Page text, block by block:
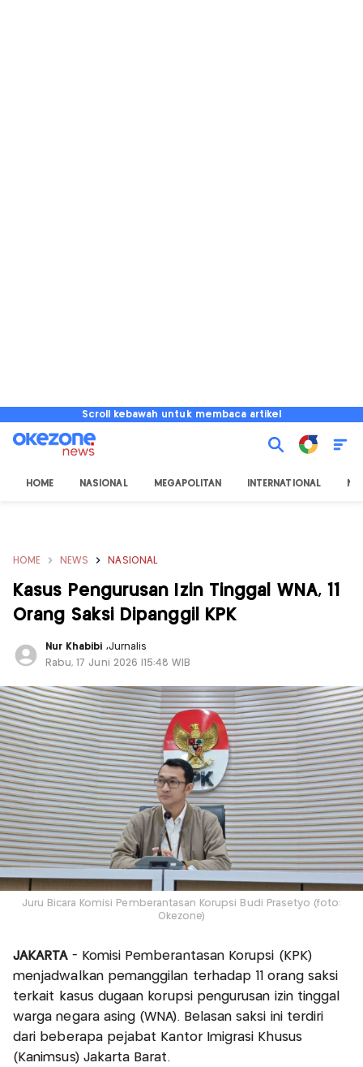
Scroll kebawah untuk membaca artikel
HOME NASIONAL MEGAPOLITAN INTERNATIONAL
HOME NEWS NASIONAL
Kasus Pengurusan Izin Tinggal WNA, 11
Orang Saksi Dipanggil KPK
Nur Khabibi ,Jurnalis
Rabu, 17 Juni 2026 |15:48 WIB
Juru Bicara Komisi Pemberantasan Korupsi Budi Prasetyo (foto:
Okezone)
JAKARTA- Komisi Pemberantasan Korupsi (KPK)
menjadwalkan pemanggilan terhadap 11 orang saksi
terkait kasus dugaan korupsi pengurusan izin tinggal
warga negara asing (WNA). Belasan saksi ini terdiri
dari beberapa pejabat Kantor Imigrasi Khusus
(Kanimsus) Jakarta Barat.